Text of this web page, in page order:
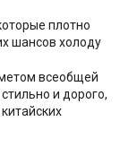
плотно
шансов холоду
всеобщей
и дорого,